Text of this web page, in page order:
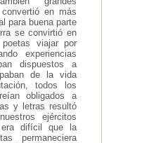
en más
para buena parte
se convirtió en
viajar por
experiencias
dispuestos a
de la vida
todos los
obligados a
y letras resultó
ejércitos
era difícil que la
permaneciera